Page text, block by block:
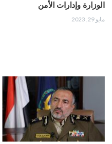
الوزارة وإدارات الأمن
مايو 29, 2023